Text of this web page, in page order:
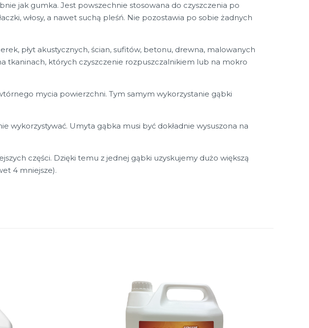
jak gumka. Jest powszechnie stosowana do czyszczenia po
włosy, a nawet suchą pleśń. Nie pozostawia po sobie żadnych
płyt akustycznych, ścian, sufitów, betonu, drewna, malowanych
tkaninach, których czyszczenie rozpuszczalnikiem lub na mokro
mycia powierzchni. Tym samym wykorzystanie gąbki
wykorzystywać. Umyta gąbka musi być dokładnie wysuszona na
części. Dzięki temu z jednej gąbki uzyskujemy dużo większą
4 mniejsze).